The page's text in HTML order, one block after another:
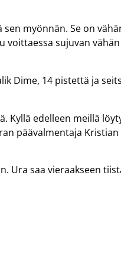
myönnän. Se on
voittaessa sujuvan vähän
Dime, 14 pistettä ja
Kyllä edelleen meillä
päävalmentaja
Ura saa vieraakseen